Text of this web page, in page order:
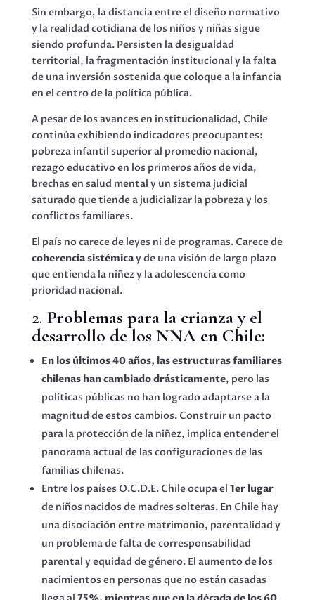
Sin embargo, la distancia entre el diseño normativo
y la realidad cotidiana de los niños y niñas sigue
siendo profunda. Persisten la desigualdad
territorial, la fragmentación institucional y la falta
de una inversión sostenida que coloque a la infancia
en el centro de la política pública.
A pesar de los avances en institucionalidad, Chile
continúa exhibiendo indicadores preocupantes:
pobreza infantil superior al promedio nacional,
rezago educativo en los primeros años de vida,
brechas en salud mental y un sistema judicial
saturado que tiende a judicializar la pobreza y los
conflictos familiares.
El país no carece de leyes ni de programas. Carece de
coherencia sistémicay de una visión de largo plazo
que entienda la niñez y la adolescencia como
prioridad nacional.
2. Problemas para la crianza y el
desarrollo de los NNA en Chile:
En los últimos 40 años, las estructuras familiares
chilenas han cambiado drásticamente, pero las
políticas públicas no han logrado adaptarse a la
magnitud de estos cambios. Construir un pacto
para la protección de la niñez, implica entender el
panorama actual de las configuraciones de las
familias chilenas.
Entre los países O.C.D.E. Chile ocupa el 1er lugar
de niños nacidos de madres solteras. En Chile hay
una disociación entre matrimonio, parentalidad y
un problema de falta de corresponsabilidad
parental y equidad de género. El aumento de los
nacimientos en personas que no están casadas